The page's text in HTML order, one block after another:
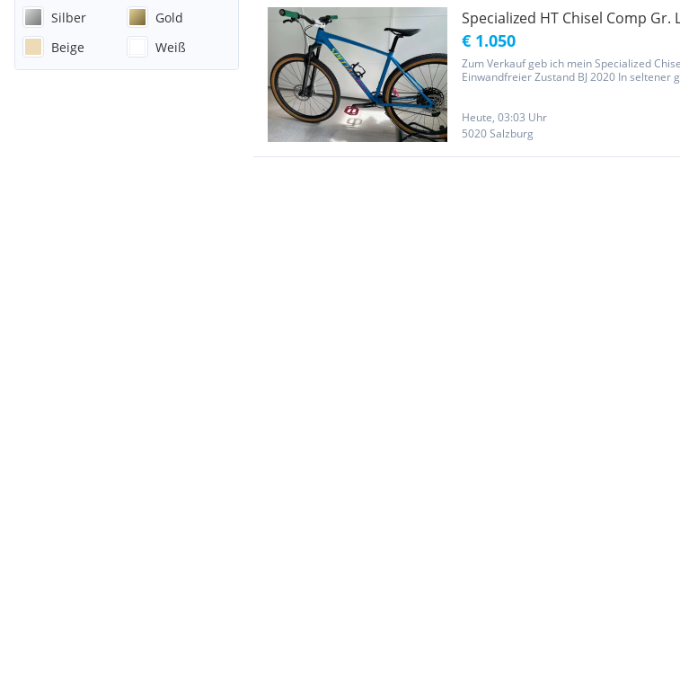
Silber
Gold
Beige
Weiß
Specialized HT Chisel Comp Gr.
€ 1.050
Zum Verkauf geb ich mein Specialized
Einwandfreier Zustand BJ 2020 In seltener
Heute, 03:03 Uhr
5020 Salzburg